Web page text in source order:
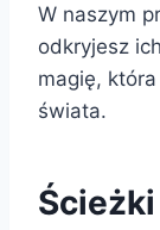
W naszym
odkryjesz
magię,
świata.